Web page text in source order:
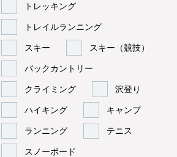
トレッキング
トレイルランニング
スキー スキー（競技）
バックカントリー
クライミング 沢登り
ハイキング キャンプ
ランニング テニス
スノーボード